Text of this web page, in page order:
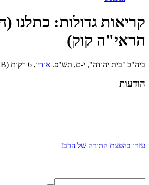
קריאות גדולות:
הראי"ה קוק)
ביה"כ "בית יהודה", י-ם, תש"פ. אודיו, 6 דקות (2MB).
הודעות
עזרו בהפצת התורה של הרב!